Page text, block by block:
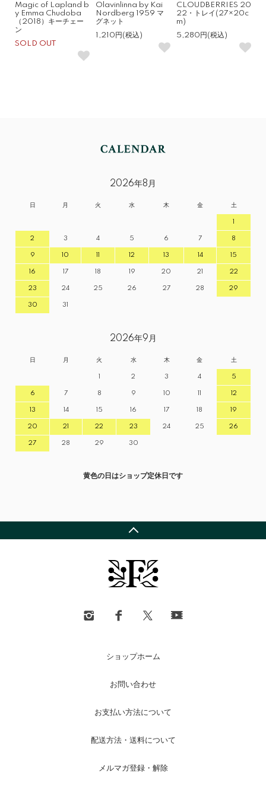
Magic of Lapland b
y Emma Chudoba
（2018）キーチェー
ン
SOLD OUT
Olavinlinna by Kai
Nordberg 1959 マ
グネット
1,210円(税込)
CLOUDBERRIES 20
22・トレイ(27×20c
m)
5,280円(税込)
2026年8月
日 月 火 水 木 金 土
1
2 3 4 5 6 7 8
9 10 11 12 13 14 15
16 17 18 19 20 21 22
23 24 25 26 27 28 29
30 31
2026年9月
日 月 火 水 木 金 土
1 2 3 4 5
6 7 8 9 10 11 12
13 14 15 16 17 18 19
20 21 22 23 24 25 26
27 28 29 30
黄色の日はショップ定休日です
ショップホーム
お問い合わせ
お支払い方法について
配送方法・送料について
メルマガ登録・解除